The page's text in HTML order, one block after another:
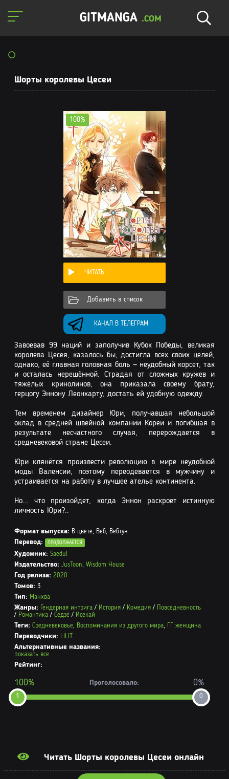
GITMANGA .COM
Шорты королевы Цесеи
100%
ЧИТАТЬ
Добавить в список
КАНАЛ В ТЕЛЕГРАМ
Завоевав 99 наций и заполучив Кубок Победы, великая
королева Цесея, казалось бы, достигла всех своих целей,
однако, её главная головная боль — неудобный корсет, так
и осталась нерешённой. Страдая от сложных кружев и
тяжёлых кринолинов, она приказала своему брату,
герцогу Эннону Леонхарту, достать ей удобную одежду.
Тем временем дизайнер Юри, получавшая небольшой
оклад в средней швейной компании Кореи и погибшая в
результате несчастного случая, перерождается в
средневековой стране Цесеи.
Юри клянётся произвести революцию в мире неудобной
моды Валенсии, поэтому переодевается в мужчину и
устраивается на работу в лучшее ателье континента.
Но... что произойдет, когда Эннон раскроет истинную
личность Юри?..
Формат выпуска: В цвете, Веб, Вебтун
Перевод: ПРОДОЛЖАЕТСЯ
Художник: Saedul
Издательство: JusToon, Wisdom House
Год релиза: 2020
Томов: 3
Тип: Манхва
Жанры: Гендерная интрига / История / Комедия / Повседневность
/ Романтика / Сёдзё / Исекай
Теги: Средневековье, Воспоминания из другого мира, ГГ женщина
Переводчики: LILIT
Альтернативные названия:
показать все
Рейтинг:
1
100% Проголосовало:
0
0%
Читать Шорты королевы Цесеи онлайн